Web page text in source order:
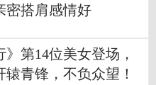
密搭肩感情好
》第14位美女登场，
青锋，不负众望！